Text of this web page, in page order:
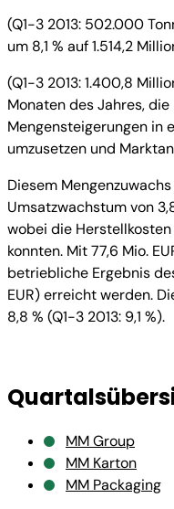
(Q1-3 2013: 502.000
um 8,1 % auf 1.514,2
(Q1-3 2013: 1.400,8
Monaten des Jahres,
Mengensteigerungen in
umzusetzen und
Diesem
Umsatzwachstum von
wobei die
konnten. Mit 77,6 Mio.
betriebliche Ergebnis
EUR) erreicht werden.
8,8 % (Q1-3 2013: 9,1 %).
MM Group
MM Karton
MM Packaging